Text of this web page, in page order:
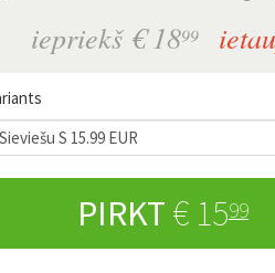
iepriekš € 1899
PIRKT € 1599